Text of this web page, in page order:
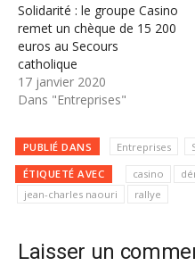
Solidarité : le groupe Casino
remet un chèque de 15 200
euros au Secours
catholique
17 janvier 2020
Dans "Entreprises"
PUBLIÉ DANS Entreprises
ÉTIQUETÉ AVEC casino
jean-charles naouri
rallye
Laisser un